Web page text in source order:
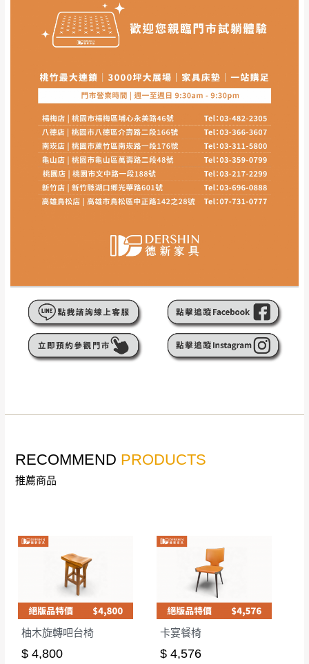
本司貨車運送如因路況不佳、天候惡劣、過於偏遠之
山區內等，或收貨地點搬運過於困難等因素，導致無
狀況保有出貨的權利。
保護物流人員的工作安全，賣家無提供吊掛服務，若
需以吊車或其他的吊掛方式吊運，費用將由買方自行
支付。
因大型傢俱有組裝、配送的問題，並非一般快速到貨
商品，無法指定特定時間送達，司機當天到貨前皆會
再與您通知，讓您不用整天在家等貨，以免浪費你的
寶貴時間。
事，而危及運送人員輸送之安全，本司得視狀況延後
或停止運送服務。
遇百貨周年慶期間，恕暫停百貨公司相關運送 》
無回收家具服務，若需回收家俱可聯絡當地請清潔隊
回收,免付費清運專線：0800-085-717
內通知客服人員(Line@ ID：
須保持商品全新狀態與完整包裝。鑑賞期間
若發生非本司因素致使之汙損破壞，恕無法
台北市、新北市地區固定每周(三)、(日)兩天
收送貨，敬請見諒！
本公司部份商品無維修服務，超過7日鑑賞
期，商品使用年限，因客人使用習慣、居家
環境不同。若屬人為因素導致商品損壞、零
件短缺，則維修、搬運費用，需由消費者自
行吸收(另事先與消費者報價，消費者同意將
到貨7日內為鑑賞期(注意:鑑賞期非試用期)，
若非商品品質瑕疵問題於鑑賞期內退貨之情
如欲放置營業場所及公開場合之商品則無享
有商品一年保固之服務。
▪️訂單成立時請儘速於三日內完成付款，交易恕不
殺價，商品均已最低價格售出，且在特定時日會給
予保留(訂單自動取消)。
RECOMMEND PRODUCTS
推薦商品
柚木旋轉吧台椅
$ 4,800
卡宴餐椅
$ 4,576